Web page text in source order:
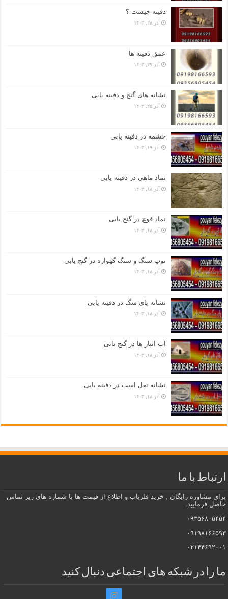
دفینه چیست ؟
آذر ۲۸, ۱۴۰۳
عمق دفینه ها
آذر ۲۷, ۱۴۰۳
نشانه های گنج و دفینه یابی
آذر ۲۵, ۱۴۰۳
چشمه در دفینه یابی
آذر ۱۹, ۱۴۰۳
نماد ماهی در دفینه یابی
آذر ۱۸, ۱۴۰۳
نماد قوچ در گنج یابی
آذر ۱۸, ۱۴۰۳
توپ سنگ و سنگ گهواره در گنج یابی
آذر ۱۸, ۱۴۰۳
نشانه پای سگ در دفینه یابی
آذر ۱۸, ۱۴۰۳
آب انبار ها در گنج یابی
آذر ۱۸, ۱۴۰۳
نشانه نعل اسب در دفینه یابی
آذر ۱۸, ۱۴۰۳
ارتباط با ما
برای مشاوره رایگان , خرید فلزیاب و اطلاع از قیمت ها با شماره های زیر تماس
حاصل فرمایید.
۰۹۳۵۶۸۰۵۴۵۴
۰۹۱۹۸۱۶۶۵۹۳
۰۲۱۴۴۶۹۲۰۰۱
ما را در شبکه های اجتماعی دنبال کنید